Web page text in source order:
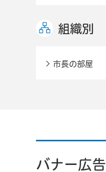
組織別
市長の部屋
バナー広告